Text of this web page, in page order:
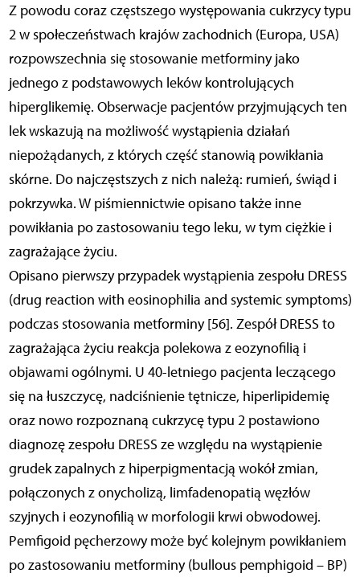
Z powodu coraz częstszego występowania cukrzycy typu
2 w społeczeństwach krajów zachodnich (Europa, USA)
rozpowszechnia się stosowanie metforminy jako
jednego z podstawowych leków kontrolujących
hiperglikemię. Obserwacje pacjentów przyjmujących ten
lek wskazują na możliwość wystąpienia działań
niepożądanych, z których część stanowią powikłania
skórne. Do najczęstszych z nich należą: rumień, świąd i
pokrzywka. W piśmiennictwie opisano także inne
powikłania po zastosowaniu tego leku, w tym ciężkie i
zagrażające życiu.
Opisano pierwszy przypadek wystąpienia zespołu DRESS
(drug reaction with eosinophilia and systemic symptoms)
podczas stosowania metforminy [56]. Zespół DRESS to
zagrażająca życiu reakcja polekowa z eozynofilią i
objawami ogólnymi. U 40-letniego pacjenta leczącego
się na łuszczycę, nadciśnienie tętnicze, hiperlipidemię
oraz nowo rozpoznaną cukrzycę typu 2 postawiono
diagnozę zespołu DRESS ze względu na wystąpienie
grudek zapalnych z hiperpigmentacją wokół zmian,
połączonych z onycholizą, limfadenopatią węzłów
szyjnych i eozynofilią w morfologii krwi obwodowej.
Pemfigoid pęcherzowy może być kolejnym powikłaniem
po zastosowaniu metforminy (bullous pemphigoid – BP)